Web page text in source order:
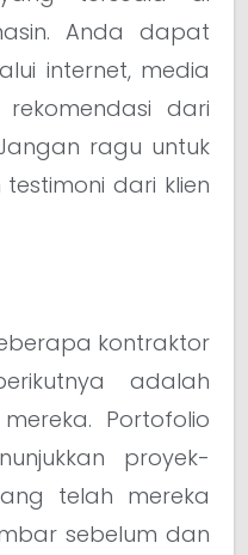
Anda dapat
internet, media
dari
ragu untuk
dari klien
kontraktor
adalah
Portofolio
proyek-
telah mereka
sebelum dan